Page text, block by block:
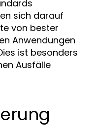
sich darauf
von bester
Anwendungen
ist besonders
Ausfälle